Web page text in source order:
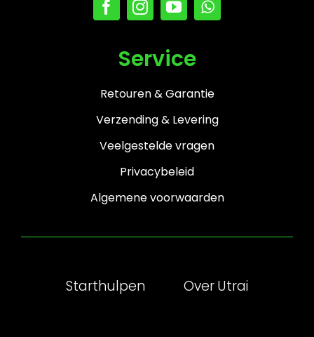
Service
Retouren & Garantie
Verzending & Levering
Veelgestelde vragen
Privacybeleid
Algemene voorwaarden
Starthulpen Over Utrai